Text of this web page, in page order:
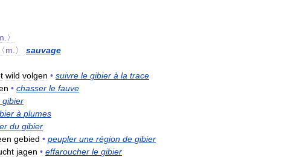
〉
〈m 〉
sauvage
wild volgen • suivre le gibier à la trace
• chasser le fauve
gibier
à plumes
du gibier
gebied • peupler une région de gibier
jagen • effaroucher le gibier